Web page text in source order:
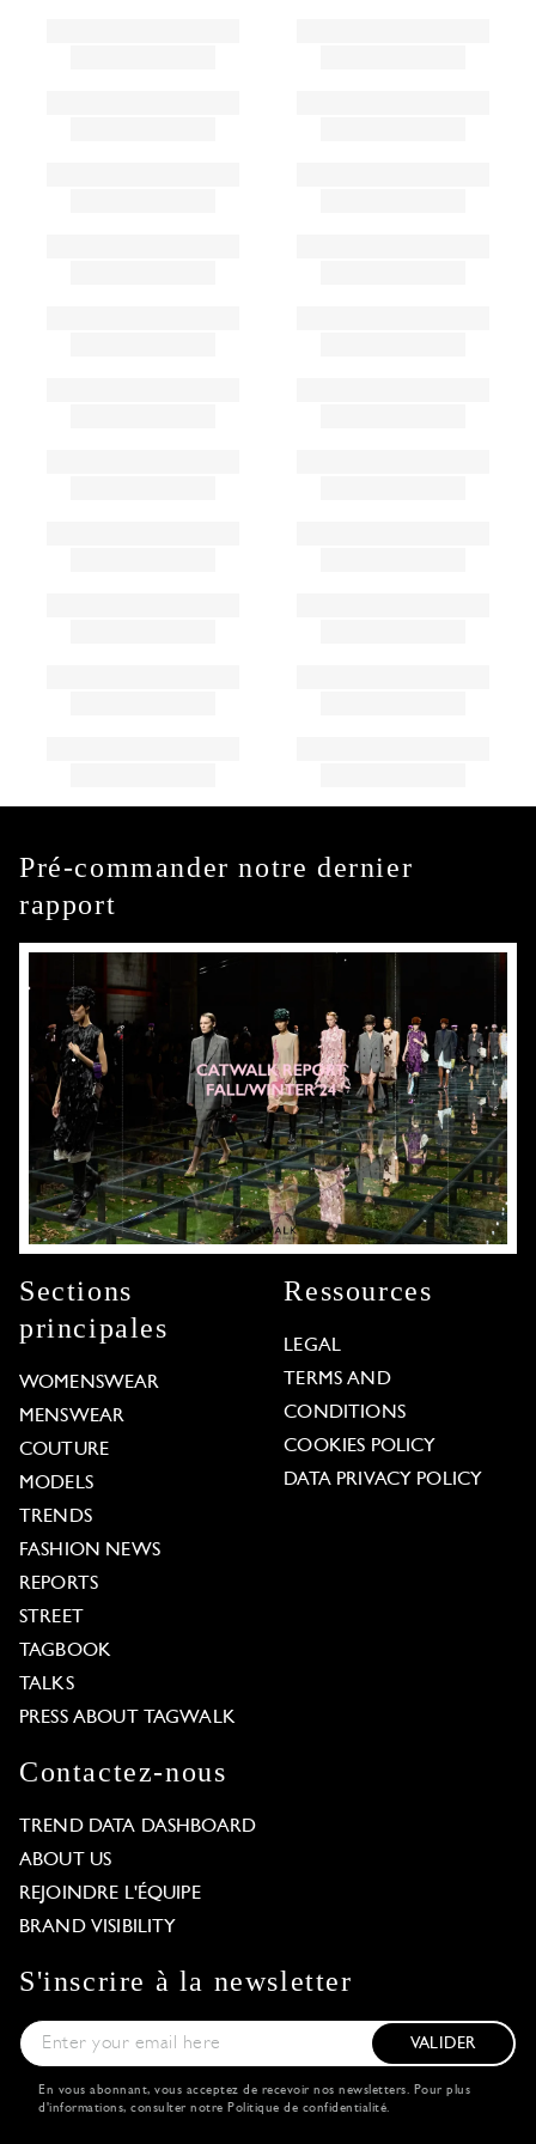
Pré-commander notre dernier
rapport
Sections
principales
WOMENSWEAR
MENSWEAR
COUTURE
MODELS
TRENDS
FASHION NEWS
REPORTS
STREET
TAGBOOK
TALKS
PRESS ABOUT TAGWALK
Ressources
LEGAL
TERMS AND
CONDITIONS
COOKIES POLICY
DATA PRIVACY POLICY
Contactez-nous
TREND DATA DASHBOARD
ABOUT US
REJOINDRE L'ÉQUIPE
BRAND VISIBILITY
S'inscrire à la newsletter
VALIDER
En vous abonnant, vous acceptez de recevoir nos newsletters. Pour plus
d'informations, consulter notre Politique de confidentialité.